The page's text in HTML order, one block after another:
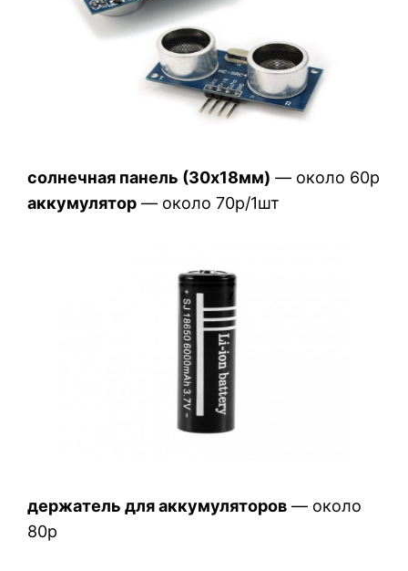
солнечная панель (30х18мм) — около 60р
аккумулятор — около 70р/1шт
держатель для аккумуляторов — около
80р